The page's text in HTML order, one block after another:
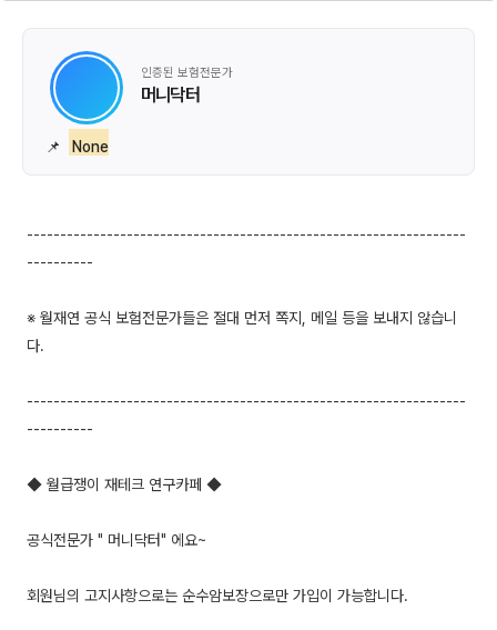
인증된 보험전문가
머니닥터
📌 None
------------------------------------------------------------------
----------
※ 월재연 공식 보험전문가들은 절대 먼저 쪽지, 메일 등을 보내지 않습니
다.
------------------------------------------------------------------
----------
◆ 월급쟁이 재테크 연구카페 ◆
공식전문가 " 머니닥터" 에요~
회원님의 고지사항으로는 순수암보장으로만 가입이 가능합니다.